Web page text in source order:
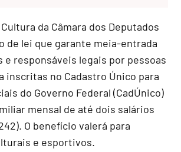
da Câmara dos Deputados
de lei que garante meia-entrada
e responsáveis legais por pessoas
inscritas no Cadastro Único para
do Governo Federal (CadÚnico)
mensal de até dois salários
O benefício valerá para
e esportivos.